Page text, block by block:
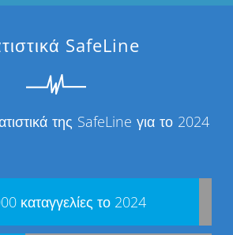
SafeLine
της SafeLine για το 2024
καταγγελίες το 2024